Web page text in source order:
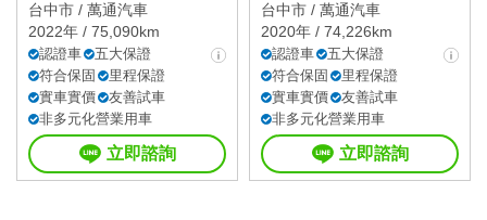
台中市 / 萬通汽車
2022年 / 75,090km
認證車
五大保證
符合保固
里程保證
實車實價
友善試車
非多元化營業用車
立即諮詢
台中市 / 萬通汽車
2020年 / 74,226km
認證車
五大保證
符合保固
里程保證
實車實價
友善試車
非多元化營業用車
立即諮詢